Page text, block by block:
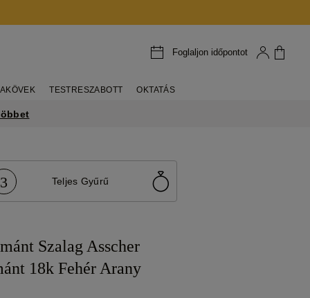
Foglaljon időpontot
TESTRESZABOTT OKTATÁS
3 Teljes Gyűrű
Szalag Asscher
18k Fehér Arany